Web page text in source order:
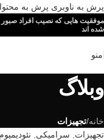
پرش به ناوبری پرش به
موفقیت هایی که نصیب افراد
شده اند
منو
وبلاگ
خانه/تجهیزات
تجهیزات
سرامیکی نئودیمیوم